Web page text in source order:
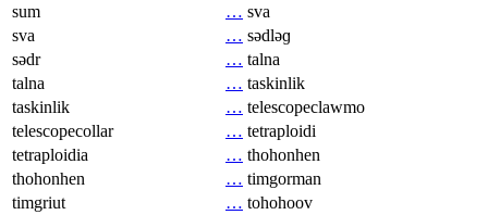
sum
… sva
sva
… sədləɡ
sədr
… talna
talna
… taskinlik
taskinlik
… telescopeclawmo
telescopecollar
… tetraploidi
tetraploidia
… thohonhen
thohonhen
… timgorman
timgriut
… tohohoov